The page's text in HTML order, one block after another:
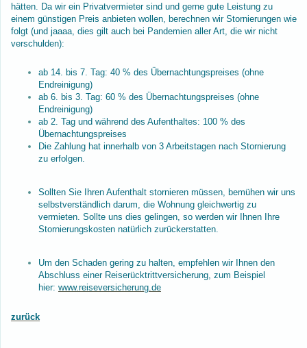
hätten. Da wir ein Privatvermieter sind und gerne gute Leistung zu
einem günstigen Preis anbieten wollen, berechnen wir Stornierungen wie
folgt (und jaaaa, dies gilt auch bei Pandemien aller Art, die wir nicht
verschulden):
ab 14. bis 7. Tag: 40 % des Übernachtungspreises (ohne
Endreinigung)
ab 6. bis 3. Tag: 60 % des Übernachtungspreises (ohne
Endreinigung)
ab 2. Tag und während des Aufenthaltes: 100 % des
Übernachtungspreises
Die Zahlung hat innerhalb von 3 Arbeitstagen nach Stornierung
zu erfolgen.
Sollten Sie Ihren Aufenthalt stornieren müssen, bemühen wir uns
selbstverständlich darum, die Wohnung gleichwertig zu
vermieten. Sollte uns dies gelingen, so werden wir Ihnen Ihre
Stornierungskosten natürlich zurückerstatten.
Um den Schaden gering zu halten, empfehlen wir Ihnen den
Abschluss einer Reiserücktrittversicherung, zum Beispiel
hier: www.reiseversicherung.de
zurück